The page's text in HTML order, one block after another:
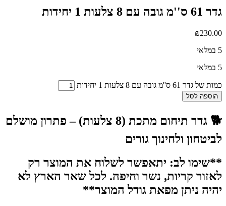
גדר 61 ס''מ גובה עם 8 צלעות 1 יחידות
₪230.00
5 במלאי
5 במלאי
כמות של גדר 61 ס''מ גובה עם 8 צלעות 1 יחידות
הוספה לסל
🐕 גדר תיחום מתכת (8 צלעות) – פתרון מושלם
לביטחון ולחינוך גורים
**שימו לב: יתאפשר לשלוח את המוצר רק
לאזור קריות, נשר וחיפה. לכל שאר הארץ לא
יהיה ניתן מפאת גודל המוצר**